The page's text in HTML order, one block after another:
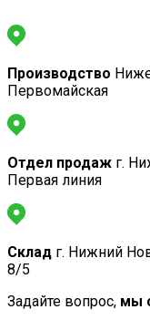
Производство
Первомайская
Отдел продаж г.
Первая линия
Склад г. Нижний
8/5
Задайте вопрос, мы